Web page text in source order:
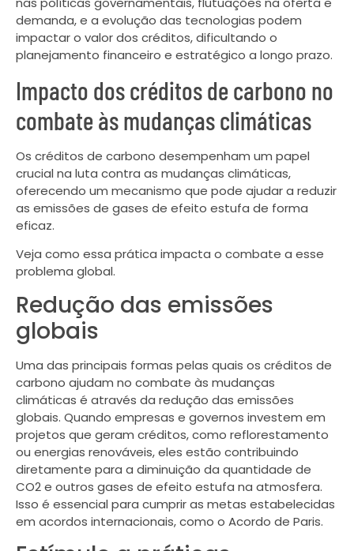
demanda, e a evolução das tecnologias podem
impactar o valor dos créditos, dificultando o
planejamento financeiro e estratégico a longo prazo.
Impacto dos créditos de carbono no
combate às mudanças climáticas
Os créditos de carbono desempenham um papel
crucial na luta contra as mudanças climáticas,
oferecendo um mecanismo que pode ajudar a reduzir
as emissões de gases de efeito estufa de forma
eficaz.
Veja como essa prática impacta o combate a esse
problema global.
Redução das emissões
globais
Uma das principais formas pelas quais os créditos de
carbono ajudam no combate às mudanças
climáticas é através da redução das emissões
globais. Quando empresas e governos investem em
projetos que geram créditos, como reflorestamento
ou energias renováveis, eles estão contribuindo
diretamente para a diminuição da quantidade de
CO2 e outros gases de efeito estufa na atmosfera.
Isso é essencial para cumprir as metas estabelecidas
em acordos internacionais, como o Acordo de Paris.